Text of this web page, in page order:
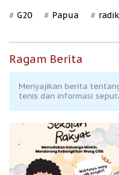
G20 Papua
Ragam Berita
Menyajikan berita
tenis dan informasi